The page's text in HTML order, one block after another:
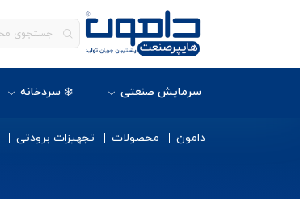
سرمایش صنعتی ❄️ سردخانه
دامون محصولات تجهیزات برودتی